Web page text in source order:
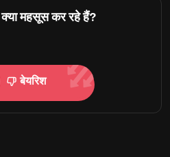
महसूस कर रहे हैं?
बेयरिश